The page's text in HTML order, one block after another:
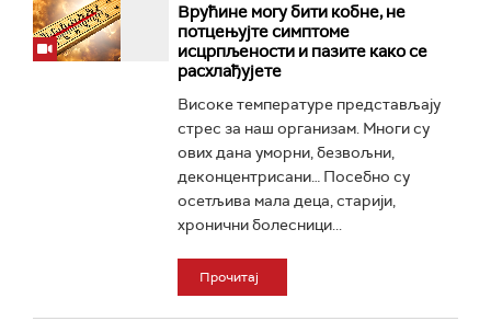
Врућине могу бити кобне, не
потцењујте симптоме
исцрпљености и пазите како се
расхлађујете
Високе температуре представљају
стрес за наш организам. Многи су
ових дана уморни, безвољни,
деконцентрисани… Посебно су
осетљива мала деца, старији,
хронични болесници...
Прочитај